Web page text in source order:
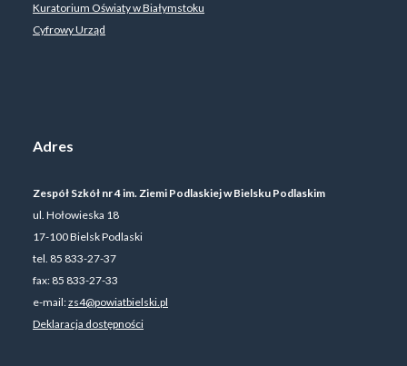
Kuratorium Oświaty w Białymstoku
Cyfrowy Urząd
Adres
Zespół Szkół nr 4 im. Ziemi Podlaskiej w Bielsku Podlaskim
ul. Hołowieska 18
17-100 Bielsk Podlaski
tel. 85 833-27-37
fax: 85 833-27-33
e-mail:zs4@powiatbielski.pl
Deklaracja dostępności